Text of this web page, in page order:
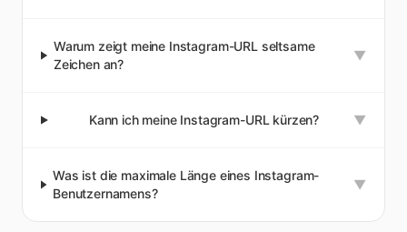
Warum zeigt meine Instagram-URL seltsame
Zeichen an?
▼
Kann ich meine Instagram-URL kürzen? ▼
Was ist die maximale Länge eines Instagram-
Benutzernamens?
▼